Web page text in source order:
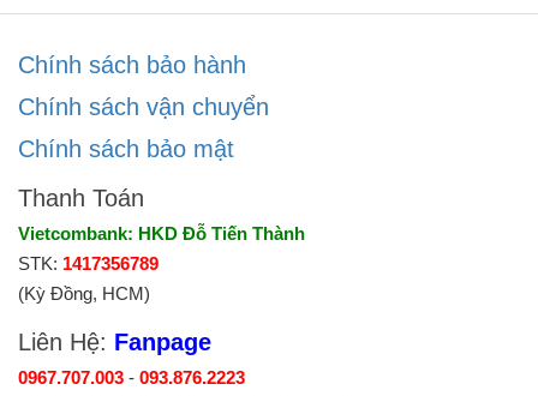
Chính sách bảo hành
Chính sách vận chuyển
Chính sách bảo mật
Thanh Toán
Vietcombank: HKD Đỗ Tiến Thành
STK: 1417356789
(Kỳ Đồng, HCM)
Liên Hệ: Fanpage
0967.707.003 - 093.876.2223